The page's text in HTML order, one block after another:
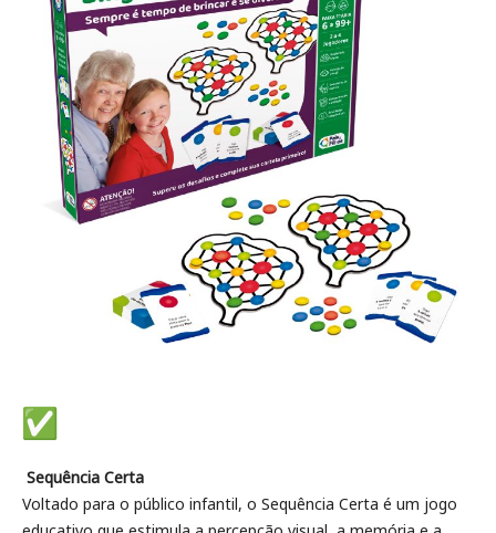
Sequência Certa
Voltado para o público infantil, o Sequência Certa é um jogo